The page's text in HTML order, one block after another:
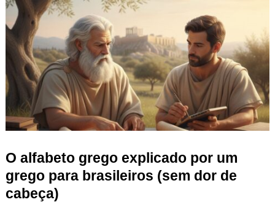
O alfabeto grego explicado por um
grego para brasileiros (sem dor de
cabeça)